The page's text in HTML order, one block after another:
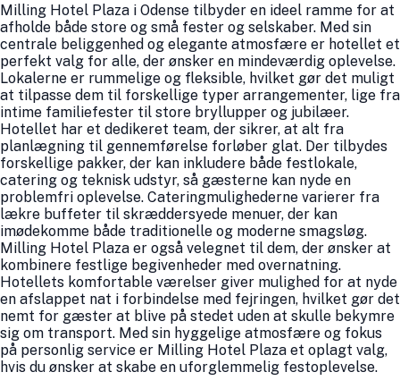
Milling Hotel Plaza i Odense tilbyder en ideel ramme for at
afholde både store og små fester og selskaber. Med sin
centrale beliggenhed og elegante atmosfære er hotellet et
perfekt valg for alle, der ønsker en mindeværdig oplevelse.
Lokalerne er rummelige og fleksible, hvilket gør det muligt
at tilpasse dem til forskellige typer arrangementer, lige fra
intime familiefester til store bryllupper og jubilæer.
Hotellet har et dedikeret team, der sikrer, at alt fra
planlægning til gennemførelse forløber glat. Der tilbydes
forskellige pakker, der kan inkludere både festlokale,
catering og teknisk udstyr, så gæsterne kan nyde en
problemfri oplevelse. Cateringmulighederne varierer fra
lækre buffeter til skræddersyede menuer, der kan
imødekomme både traditionelle og moderne smagsløg.
Milling Hotel Plaza er også velegnet til dem, der ønsker at
kombinere festlige begivenheder med overnatning.
Hotellets komfortable værelser giver mulighed for at nyde
en afslappet nat i forbindelse med fejringen, hvilket gør det
nemt for gæster at blive på stedet uden at skulle bekymre
sig om transport. Med sin hyggelige atmosfære og fokus
på personlig service er Milling Hotel Plaza et oplagt valg,
hvis du ønsker at skabe en uforglemmelig festoplevelse.